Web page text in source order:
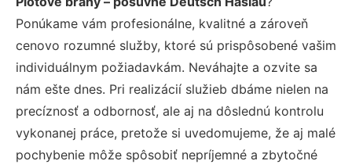
Ponúkame vám profesionálne, kvalitné a zároveň
cenovo rozumné služby, ktoré sú prispôsobené vašim
individuálnym požiadavkám. Neváhajte a ozvite sa
nám ešte dnes. Pri realizácií služieb dbáme nielen na
precíznosť a odbornosť, ale aj na dôslednú kontrolu
vykonanej práce, pretože si uvedomujeme, že aj malé
pochybenie môže spôsobiť nepríjemné a zbytočné